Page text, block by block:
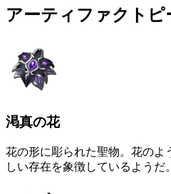
アーティファクトピ
渇真の花
花の形に彫られた聖物。花のよ
しい存在を象徴しているようだ。